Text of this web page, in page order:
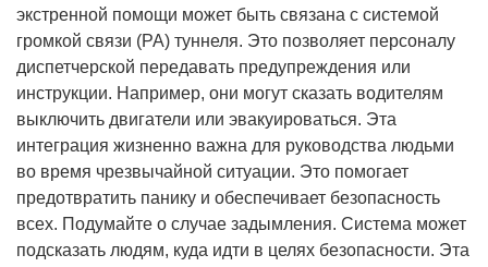
экстренной помощи может быть связана с системой
громкой связи (PA) туннеля. Это позволяет персоналу
диспетчерской передавать предупреждения или
инструкции. Например, они могут сказать водителям
выключить двигатели или эвакуироваться. Эта
интеграция жизненно важна для руководства людьми
во время чрезвычайной ситуации. Это помогает
предотвратить панику и обеспечивает безопасность
всех. Подумайте о случае задымления. Система может
подсказать людям, куда идти в целях безопасности. Эта